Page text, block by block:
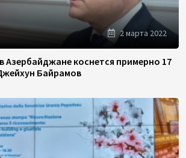
2 марта 2022
Азербайджане коснется примерно 17
Байрамов